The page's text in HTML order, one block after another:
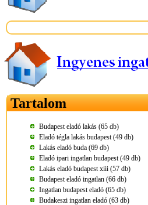
Tartalom
Budapest eladó lakás (65 db)
Eladó tégla lakás budapest (49 db)
Lakás eladó buda (69 db)
Eladó ipari ingatlan budapest (49 db)
Lakás eladó budapest xiii (57 db)
Budapest eladó ingatlan (66 db)
Ingatlan budapest eladó (65 db)
Budakeszi ingatlan eladó (63 db)